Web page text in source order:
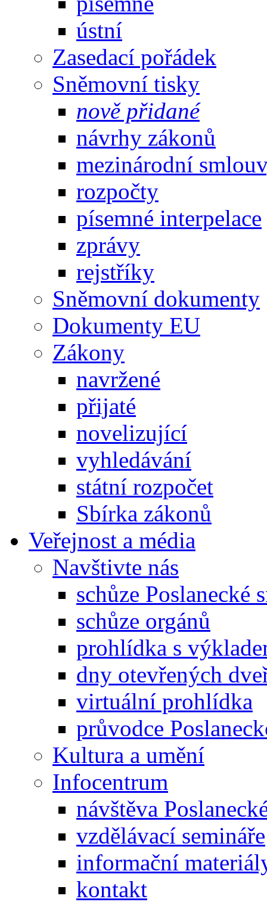
ústní
Zasedací pořádek
Sněmovní tisky
nově přidané
návrhy zákonů
mezinárodní
rozpočty
písemné interpelace
zprávy
rejstříky
Sněmovní dokumenty
Dokumenty EU
Zákony
navržené
přijaté
novelizující
vyhledávání
státní rozpočet
Sbírka zákonů
Veřejnost a média
Navštivte nás
schůze Poslanecké
schůze orgánů
prohlídka s
dny otevřených
virtuální prohlídka
průvodce
Kultura a umění
Infocentrum
návštěva
vzdělávací semináře
informační
kontakt